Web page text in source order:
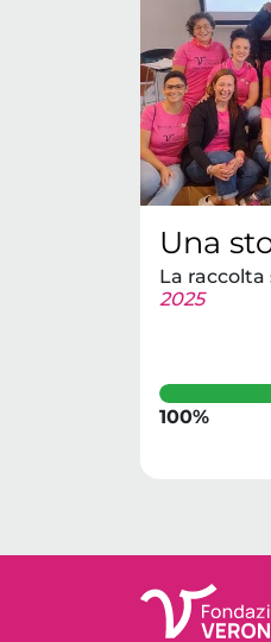
Una
La raccolta
2025
100%